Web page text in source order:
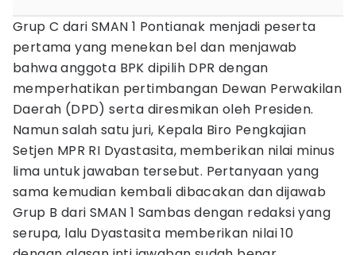
Grup C dari SMAN 1 Pontianak menjadi peserta
pertama yang menekan bel dan menjawab
bahwa anggota BPK dipilih DPR dengan
memperhatikan pertimbangan Dewan Perwakilan
Daerah (DPD) serta diresmikan oleh Presiden.
Namun salah satu juri, Kepala Biro Pengkajian
Setjen MPR RI Dyastasita, memberikan nilai minus
lima untuk jawaban tersebut. Pertanyaan yang
sama kemudian kembali dibacakan dan dijawab
Grup B dari SMAN 1 Sambas dengan redaksi yang
serupa, lalu Dyastasita memberikan nilai 10